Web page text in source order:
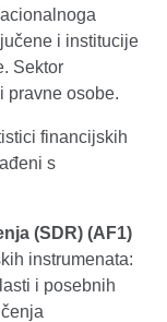
i institucije
Sektor
pravne osobe.
financijskih
s
(SDR) (AF1)
instrumenata:
i posebnih